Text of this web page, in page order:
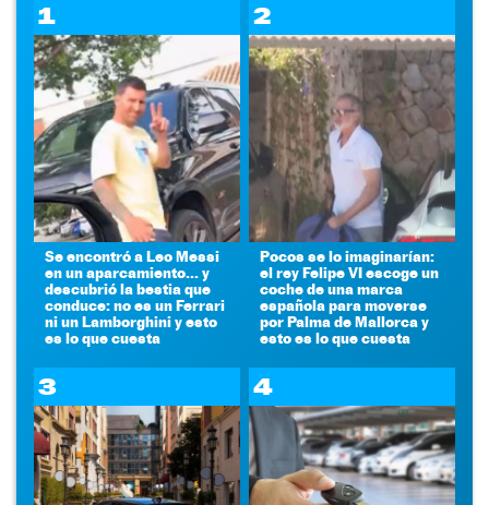
1
Se encontró a Leo Messi
en un aparcamiento... y
descubrió la bestia que
conduce: no es un Ferrari
ni un Lamborghini y esto
es lo que cuesta
2
Pocos se lo imaginarían:
el rey Felipe VI escoge un
coche de una marca
española para moverse
por Palma de Mallorca y
esto es lo que cuesta
3 4